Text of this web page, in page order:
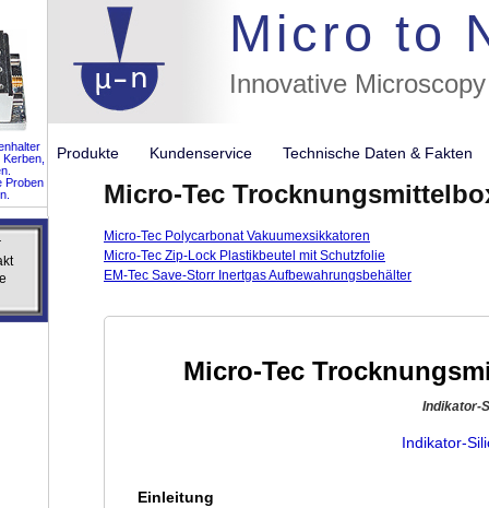
Proben
Micro to
Innovative
//flags
Produkte Kundenservice Technische Daten & Fakten
Micro-Tec
Micro-Tec Polycarbonat Vakuumexsikkatoren
Micro-Tec Zip-Lock Plastikbeutel mit Schutzfolie
EM-Tec Save-Storr Inertgas Aufbewahrungsbehälter
Micro-Tec
Indikator-
Indikator-
Einleitung